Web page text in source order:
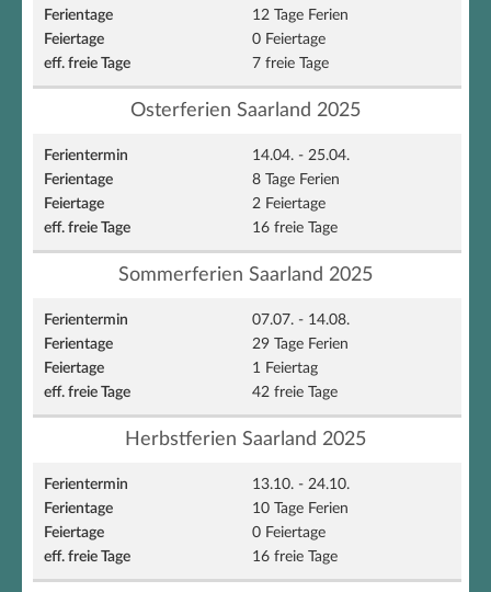
12 Tage Ferien
0 Feiertage
7 freie Tage
Osterferien Saarland 2025
14.04. - 25.04.
8 Tage Ferien
2 Feiertage
16 freie Tage
Sommerferien Saarland 2025
07.07. - 14.08.
29 Tage Ferien
1 Feiertag
42 freie Tage
Herbstferien Saarland 2025
13.10. - 24.10.
10 Tage Ferien
0 Feiertage
16 freie Tage